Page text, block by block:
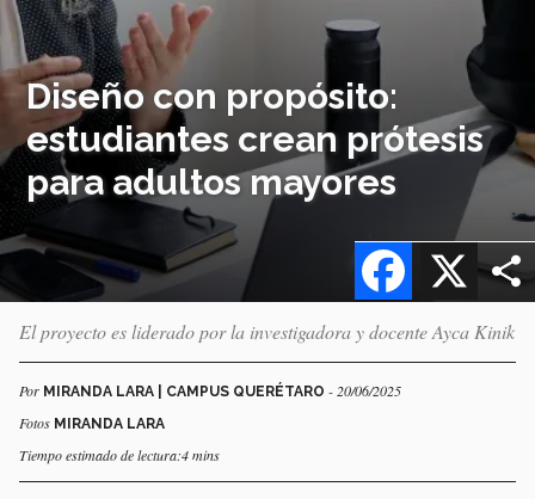
Diseño con propósito:
estudiantes crean prótesis
para adultos mayores
X
Facebook
El proyecto es liderado por la investigadora y docente Ayca Kinik
Por MIRANDA LARA | CAMPUS QUERÉTARO - 20/06/2025
Fotos MIRANDA LARA
Tiempo estimado de lectura:4 mins